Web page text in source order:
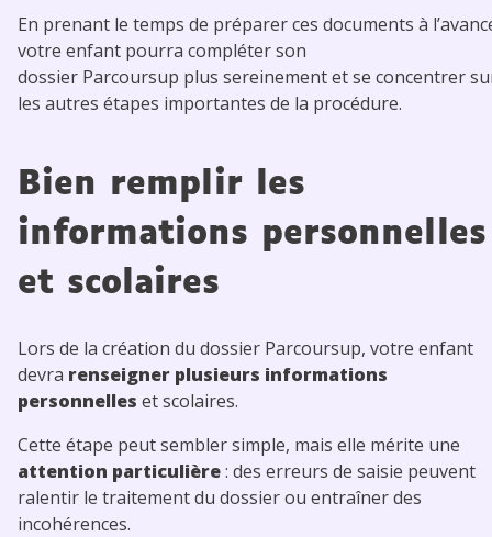
En prenant le temps de préparer ces documents à
votre enfant pourra compléter son
dossier Parcoursup plus sereinement et se concentrer
les autres étapes importantes de la procédure.
Bien remplir les
informations personnelles
et scolaires
Lors de la création du dossier Parcoursup, votre enfant
devra renseigner plusieurs informations
personnelles et scolaires.
Cette étape peut sembler simple, mais elle mérite une
attention particulière: des erreurs de saisie peuvent
ralentir le traitement du dossier ou entraîner des
incohérences.